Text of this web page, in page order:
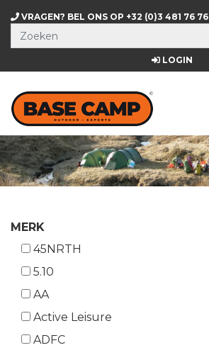
VRAGEN? BEL ONS OP +32 (0)3 481 76 76
LOGIN
MERK
45NRTH
5.10
AA
Active Leisure
ADFC